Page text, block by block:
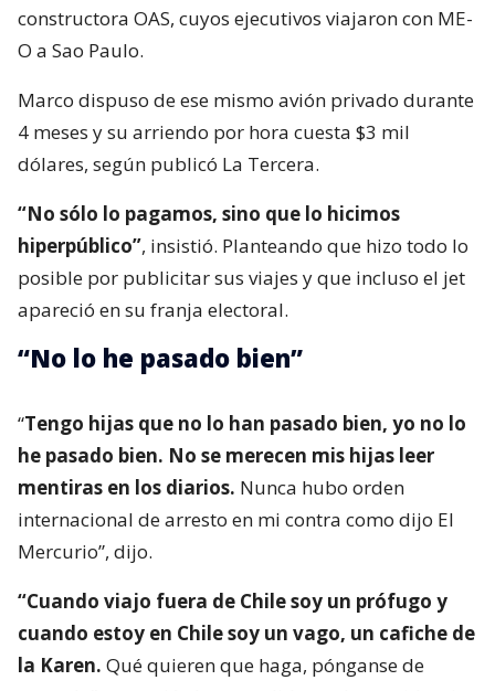
constructora OAS, cuyos ejecutivos viajaron con ME-
O a Sao Paulo.
Marco dispuso de ese mismo avión privado durante
4 meses y su arriendo por hora cuesta $3 mil
dólares, según publicó La Tercera.
“No sólo lo pagamos, sino que lo hicimos
hiperpúblico”, insistió. Planteando que hizo todo lo
posible por publicitar sus viajes y que incluso el jet
apareció en su franja electoral.
“No lo he pasado bien”
“Tengo hijas que no lo han pasado bien, yo no lo
he pasado bien. No se merecen mis hijas leer
mentiras en los diarios. Nunca hubo orden
internacional de arresto en mi contra como dijo El
Mercurio”, dijo.
“Cuando viajo fuera de Chile soy un prófugo y
cuando estoy en Chile soy un vago, un cafiche de
la Karen. Qué quieren que haga, pónganse de